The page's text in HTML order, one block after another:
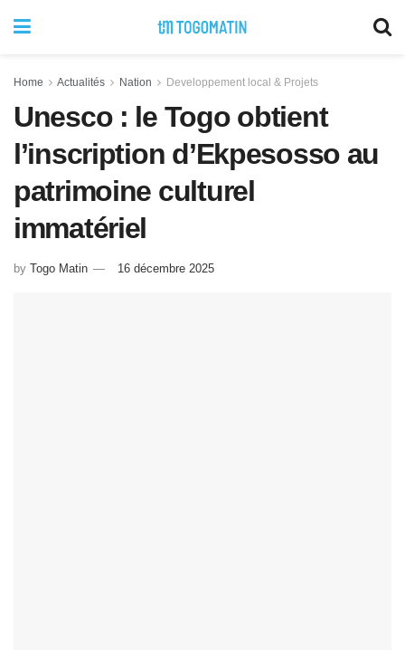
Home Actualités Nation Developpement local & Projets
Unesco : le Togo obtient
l’inscription d’Ekpesosso au
patrimoine culturel
immatériel
by Togo Matin 16 décembre 2025